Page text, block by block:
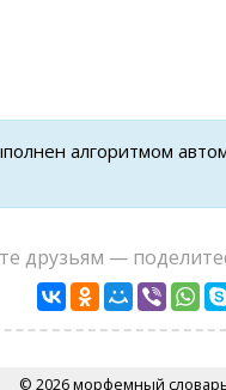
алгоритмом
друзьям —
© 2026 морфемный